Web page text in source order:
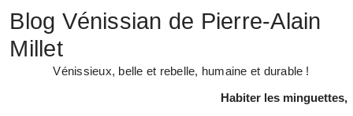
Blog Vénissian de Pierre-Alain
Millet
Vénissieux, belle et rebelle, humaine et durable !
Habiter les minguettes,